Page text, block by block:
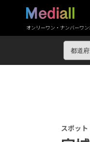
オンリーワン・ナンバーワ
スポッ